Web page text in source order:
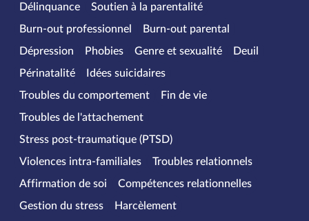
Délinquance
Soutien à la parentalité
Burn-out professionnel
Burn-out parental
Dépression
Phobies Genre et sexualité
Deuil
Périnatalité
Idées suicidaires
Troubles du comportement
Fin de vie
Troubles de l'attachement
Stress post-traumatique (PTSD)
Violences intra-familiales
Troubles relationnels
Affirmation de soi
Compétences relationnelles
Gestion du stress
Harcèlement